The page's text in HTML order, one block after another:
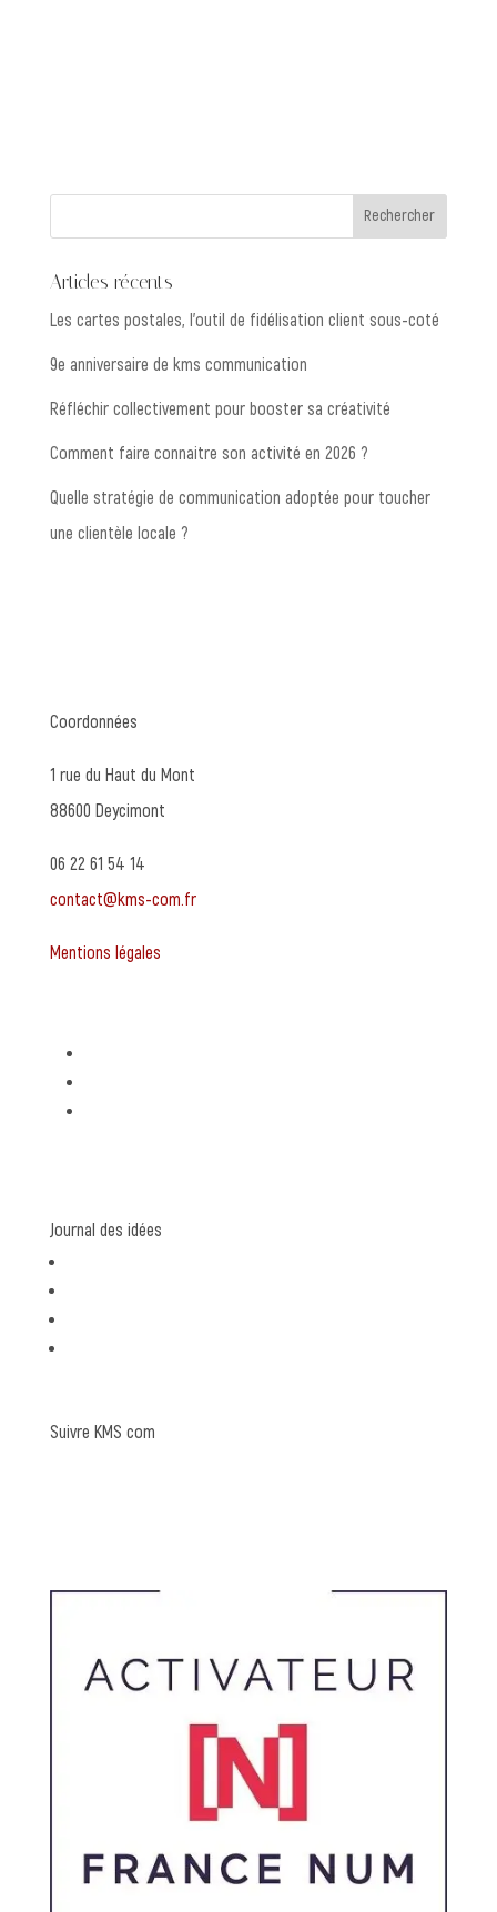
Articles récents
Les cartes postales, l’outil de fidélisation client sous-coté
9e anniversaire de kms communication
Réfléchir collectivement pour booster sa créativité
Comment faire connaitre son activité en 2026 ?
Quelle stratégie de communication adoptée pour toucher
une clientèle locale ?
Coordonnées
1 rue du Haut du Mont
88600 Deycimont
06 22 61 54 14
contact@kms-com.fr
Mentions légales
Journal des idées
Suivre KMS com